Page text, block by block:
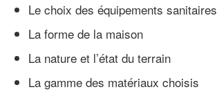
Le choix des équipements sanitaires
La forme de la maison
La nature et l’état du terrain
La gamme des matériaux choisis